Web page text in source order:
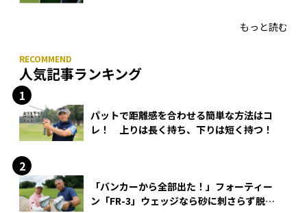
もっと読む
人気記事ランキング
パットで距離感を合わせる簡単な方法はコ
レ！ 上りは長く持ち、下りは短く持つ！
「バンカーから全部出た！」フォーティー
ン「FR-3」ウェッジなら砂に刺さらず脱出